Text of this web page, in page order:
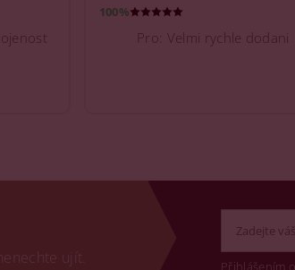
100%
Pro: Velmi rychle dodani
ujít. Přihlášením